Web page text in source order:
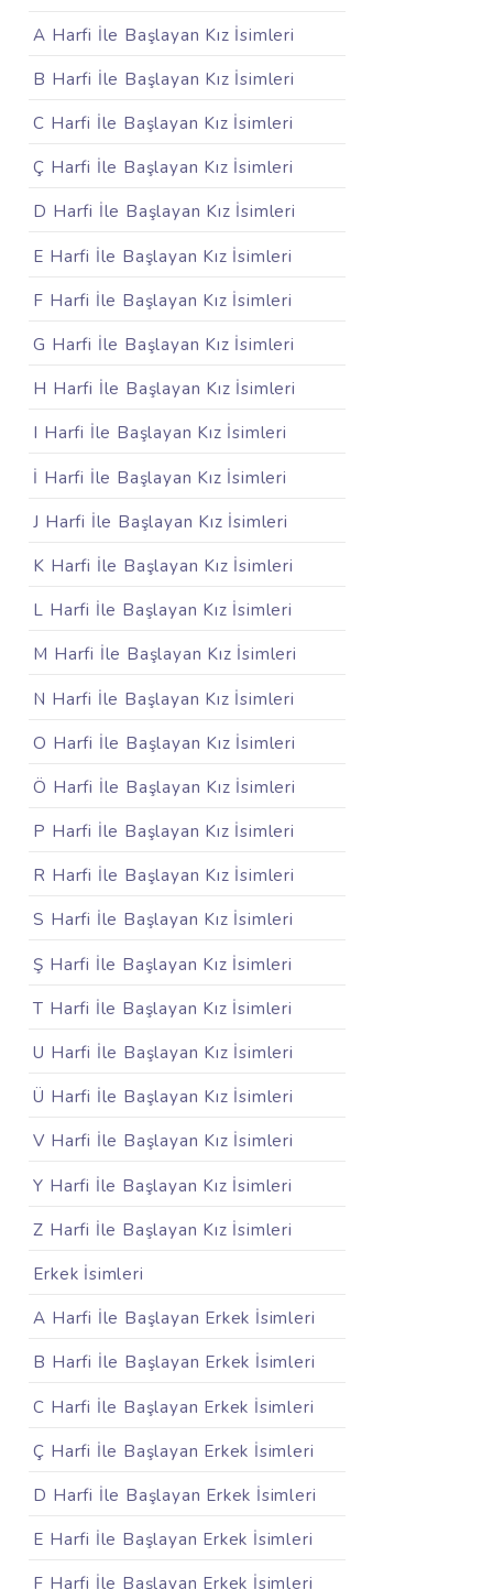
A Harfi İle Başlayan Kız İsimleri
B Harfi İle Başlayan Kız İsimleri
C Harfi İle Başlayan Kız İsimleri
Ç Harfi İle Başlayan Kız İsimleri
D Harfi İle Başlayan Kız İsimleri
E Harfi İle Başlayan Kız İsimleri
F Harfi İle Başlayan Kız İsimleri
G Harfi İle Başlayan Kız İsimleri
H Harfi İle Başlayan Kız İsimleri
I Harfi İle Başlayan Kız İsimleri
İ Harfi İle Başlayan Kız İsimleri
J Harfi İle Başlayan Kız İsimleri
K Harfi İle Başlayan Kız İsimleri
L Harfi İle Başlayan Kız İsimleri
M Harfi İle Başlayan Kız İsimleri
N Harfi İle Başlayan Kız İsimleri
O Harfi İle Başlayan Kız İsimleri
Ö Harfi İle Başlayan Kız İsimleri
P Harfi İle Başlayan Kız İsimleri
R Harfi İle Başlayan Kız İsimleri
S Harfi İle Başlayan Kız İsimleri
Ş Harfi İle Başlayan Kız İsimleri
T Harfi İle Başlayan Kız İsimleri
U Harfi İle Başlayan Kız İsimleri
Ü Harfi İle Başlayan Kız İsimleri
V Harfi İle Başlayan Kız İsimleri
Y Harfi İle Başlayan Kız İsimleri
Z Harfi İle Başlayan Kız İsimleri
Erkek İsimleri
A Harfi İle Başlayan Erkek İsimleri
B Harfi İle Başlayan Erkek İsimleri
C Harfi İle Başlayan Erkek İsimleri
Ç Harfi İle Başlayan Erkek İsimleri
D Harfi İle Başlayan Erkek İsimleri
E Harfi İle Başlayan Erkek İsimleri
F Harfi İle Başlayan Erkek İsimleri